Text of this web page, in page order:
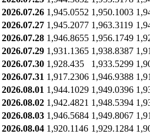
2026.07.26 1,945.0552 1,950.1003
2026.07.27 1,945.2077 1,963.3119
2026.07.28 1,946.8655 1,956.1749
2026.07.29 1,931.1365 1,938.8387
2026.07.30 1,928.435 1,933.5299
2026.07.31 1,917.2306 1,946.9388
2026.08.01 1,944.1029 1,949.0396
2026.08.02 1,942.4821 1,948.5394
2026.08.03 1,946.5684 1,949.8067
2026.08.04 1,920.1146 1,929.1284